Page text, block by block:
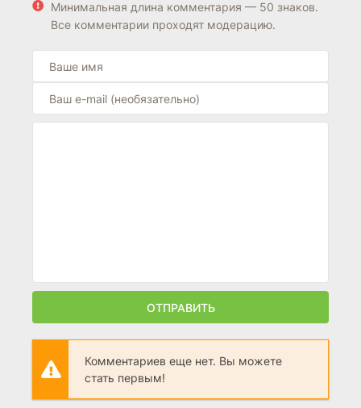
Минимальная длина комментария — 50 знаков.
Все комментарии проходят модерацию.
ОТПРАВИТЬ
Комментариев еще нет. Вы можете
стать первым!